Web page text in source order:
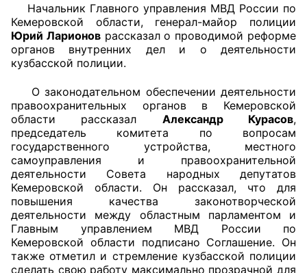
Начальник Главного управления МВД России по
Кемеровской области, генерал-майор полиции
Юрий Ларионоврассказал о проводимой реформе
органов внутренних дел и о деятельности
кузбасской полиции.
О законодательном обеспечении деятельности
правоохранительных органов в Кемеровской
области рассказал Александр Курасов,
председатель комитета по вопросам
государственного устройства, местного
самоуправления и правоохранительной
деятельности Совета народных депутатов
Кемеровской области. Он рассказал, что для
повышения качества законотворческой
деятельности между областным парламентом и
Главным управлением МВД России по
Кемеровской области подписано Соглашение. Он
также отметил и стремление кузбасской полиции
сделать свою работу максимально прозрачной для